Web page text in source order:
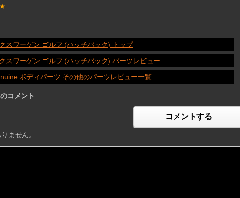
スワーゲン ゴルフ (ハッチバック) トップ
スワーゲン ゴルフ (ハッチバック) パーツレビュー
ボディパーツ その他のパーツレビュー一覧
コメント
コメントする
ません。